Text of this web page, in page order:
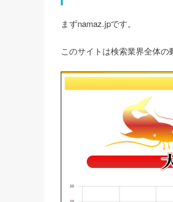
まずnamaz.jpです。
このサイトは検索業界全体